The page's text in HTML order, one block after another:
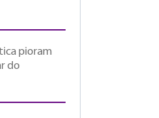
pioram
do